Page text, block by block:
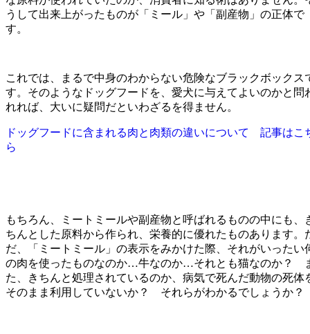
うして出来上がったものが「ミール」や「副産物」の正体で
す。
これでは、まるで中身のわからない危険なブラックボックス
す。そのようなドッグフードを、愛犬に与えてよいのかと問
れれば、大いに疑問だといわざるを得ません。
ドッグフードに含まれる肉と肉類の違いについて 記事はこ
ら
もちろん、ミートミールや副産物と呼ばれるものの中にも、
ちんとした原料から作られ、栄養的に優れたものあります。
だ、「ミートミール」の表示をみかけた際、それがいったい
の肉を使ったものなのか…牛なのか…それとも猫なのか？
た、きちんと処理されているのか、病気で死んだ動物の死体
そのまま利用していないか？ それらがわかるでしょうか？